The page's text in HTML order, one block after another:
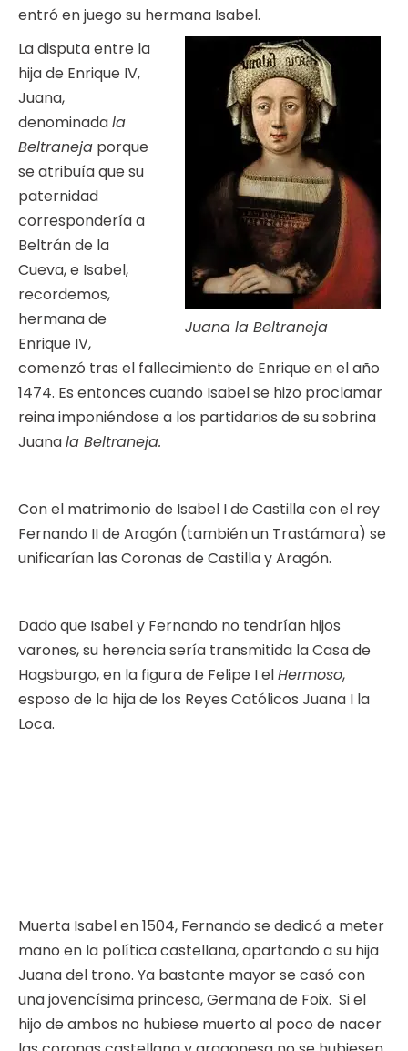
entró en juego su hermana Isabel.
Juana la Beltraneja
La disputa entre la
hija de Enrique IV,
Juana,
denominadala
Beltraneja porque
se atribuía que su
paternidad
correspondería a
Beltrán de la
Cueva, e Isabel,
recordemos,
hermana de
Enrique IV,
comenzó tras el fallecimiento de Enrique en el año
1474. Es entonces cuando Isabel se hizo proclamar
reina imponiéndose a los partidarios de su sobrina
Juanala Beltraneja.
Con el matrimonio de Isabel I de Castilla con el rey
Fernando II de Aragón (también un Trastámara) se
unificarían las Coronas de Castilla y Aragón.
Dado que Isabel y Fernando no tendrían hijos
varones, su herencia sería transmitida la Casa de
Hagsburgo, en la figura de Felipe I elHermoso,
esposo de la hija de los Reyes Católicos Juana I la
Loca.
Muerta Isabel en 1504, Fernando se dedicó a meter
mano en la política castellana, apartando a su hija
Juana del trono. Ya bastante mayor se casó con
una jovencísima princesa, Germana de Foix. Si el
hijo de ambos no hubiese muerto al poco de nacer